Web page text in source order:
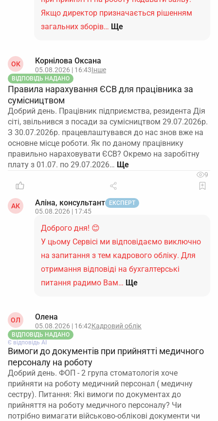
Якщо директор призначається рішенням
загальних зборів… Ще
ОК Корнілова Оксана
05.08.2026 | 16:43Інше
ВІДПОВІДЬ НАДАНО
Правила нарахування ЄСВ для працівника за
сумісництвом
Добрий день. Працівник підприємства, резидента Дія
сіті, звільнився з посади за сумісництвом 29.07.2026р.
З 30.07.2026р. працевлаштувався до нас знов вже на
основне місце роботи. Як по даному працівнику
правильно нараховувати ЄСВ? Окремо на заробітну
плату з 01.07. по 29.07.2026…
9
АК Аліна, консультант ЕКСПЕРТ
05.08.2026 | 17:45
Доброго дня! 😊
У цьому Сервісі ми відповідаємо виключно
на запитання з тем кадрового обліку. Для
отримання відповіді на бухгалтерські
питання радимо Вам… Ще
ОЛ Олена
05.08.2026 | 16:42Кадровий облік
ВІДПОВІДЬ НАДАНО
Є відповідь АІ
Вимоги до документів при прийнятті медичного
персоналу на роботу
Добрий день. ФОП - 2 група стоматологія хоче
прийняти на роботу медичний персонал ( медичну
сестру). Питання: Які вимоги по документах до
прийняття на роботу медичного персоналу? Чи
потрібно вимагати військово-облікові документи чи